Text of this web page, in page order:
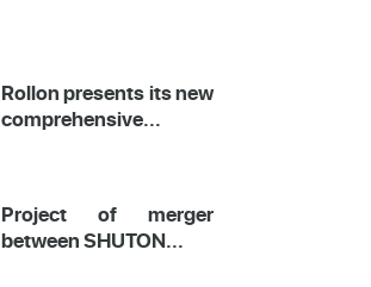
Rollon presents its new
comprehensive...
Project of merger
between SHUTON...